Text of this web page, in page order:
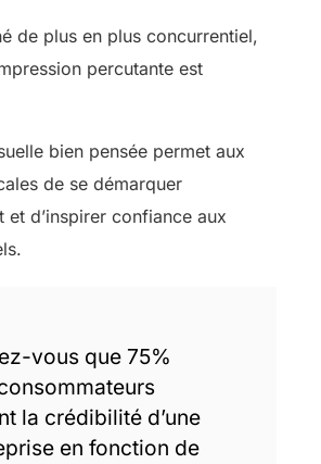
de plus en plus concurrentiel,
percutante est
bien pensée permet aux
de se démarquer
et d’inspirer confiance aux
vous que 75%
la crédibilité d’une
en fonction de